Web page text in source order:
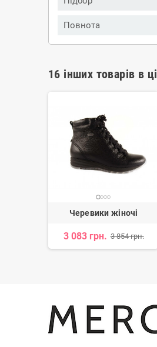
Повнота
16 інших товарів в
Черевики жіночі
3 083 грн. 3 854 грн.